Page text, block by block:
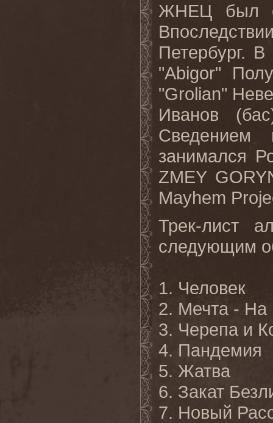
ЖНЕЦ был
Петербург.
"Abigor"
"Grolian"
Иванов
Сведением
занимался
ZMEY
Mayhem
Трек-лист
следующим
1. Человек
2. Мечта -
3. Черепа и
4. Пандемия
5. Жатва
6. Закат
7. Новый